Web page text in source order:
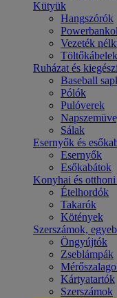
Kütyük
Hangszórók
Vezeték
Töltőkábelek
Ruházat és
Baseball
Pólók
Pulóverek
Sálak
Esernyők és
Esernyők
Esőkabátok
Konyhai és
Ételhordók
Takarók
Kötények
Szerszámok,
Öngyújtók
Zseblámpák
Kártyatartók
Szerszámok